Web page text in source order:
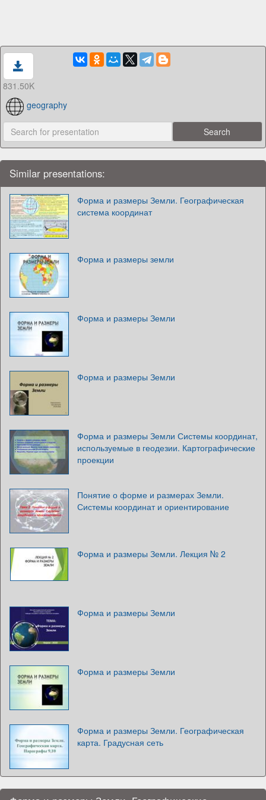
831.50K
geography
Similar presentations:
Форма и размеры Земли. Географическая
система координат
Форма и размеры земли
Форма и размеры Земли
Форма и размеры Земли
Форма и размеры Земли Системы координат,
используемые в геодезии. Картографические
проекции
Понятие о форме и размерах Земли.
Системы координат и ориентирование
Форма и размеры Земли. Лекция № 2
Форма и размеры Земли
Форма и размеры Земли
Форма и размеры Земли. Географическая
карта. Градусная сеть